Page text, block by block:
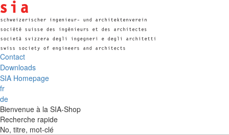
Contact
Downloads
SIA Homepage
fr
de
Bienvenue à la SIA-Shop
Recherche rapide
No, titre, mot-clé